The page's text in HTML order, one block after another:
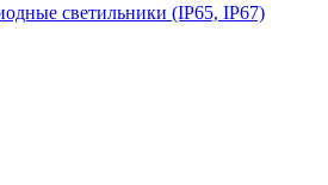
светильники (IP65, IP67)